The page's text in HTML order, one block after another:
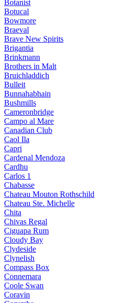
Botanist
Botucal
Bowmore
Braeval
Brave New Spirits
Brigantia
Brinkmann
Brothers in Malt
Bruichladdich
Bulleit
Bunnahabhain
Bushmills
Cameronbridge
Campo al Mare
Canadian Club
Caol Ila
Capri
Cardenal Mendoza
Cardhu
Carlos 1
Chabasse
Chateau Mouton Rothschild
Chateau Ste. Michelle
Chita
Chivas Regal
Ciguapa Rum
Cloudy Bay
Clydeside
Clynelish
Compass Box
Connemara
Coole Swan
Coravin